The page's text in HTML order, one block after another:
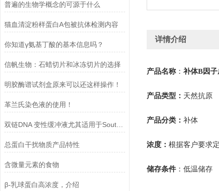
普遍的生物学概念的可源于什么
猫血清淀粉样蛋白A包被抗体检测内容
你知道γ氨基丁酸的基本信息吗？
信帆生物：石蜡切片和冰冻切片的选择​
明胶酶谱试剂盒原来可以还这样操作！
革兰氏染色液的使用！
双链DNA 变性缓冲液尤其适用于Southern blot 实验
总蛋白干扰物质产品特性
含微量元素的食物
β-乳球蛋白高浓度，介绍
详情介绍
产品名称： 补体B因
产品类型： 天然抗原
产品分类 ： 补体
浓度 ： 根据客户要求
储存条件 ： 低温储存